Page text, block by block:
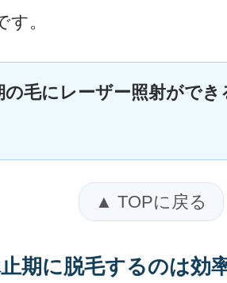
す。
の毛にレーザー照射がで
▲ TOPに戻る
期に脱毛するのは効